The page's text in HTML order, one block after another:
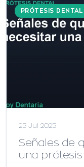
PRÓTESIS DENTAL
25 Jul 2025
Señales de
una prótesis